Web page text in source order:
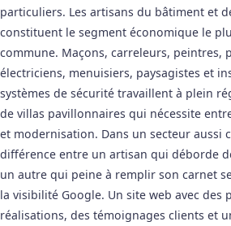
particuliers. Les artisans du bâtiment et
constituent le segment économique le
commune. Maçons, carreleurs, peintres,
électriciens, menuisiers, paysagistes et
systèmes de sécurité travaillent à plein
de villas pavillonnaires qui nécessite
et modernisation. Dans un secteur aussi
différence entre un artisan qui déborde
un autre qui peine à remplir son carnet
la visibilité Google. Un site web avec des
réalisations, des témoignages clients et